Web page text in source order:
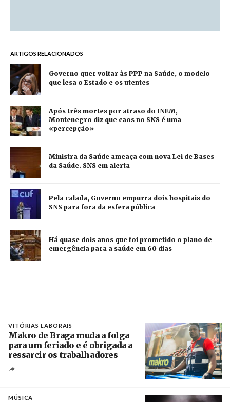
ARTIGOS RELACIONADOS
Governo quer voltar às PPP na Saúde, o modelo
que lesa o Estado e os utentes
Após três mortes por atraso do INEM,
Montenegro diz que caos no SNS é uma
«percepção»
Ministra da Saúde ameaça com nova Lei de Bases
da Saúde. SNS em alerta
Pela calada, Governo empurra dois hospitais do
SNS para fora da esfera pública
Há quase dois anos que foi prometido o plano de
emergência para a saúde em 60 dias
VITÓRIAS LABORAIS
Makro de Braga muda a folga
para um feriado e é obrigada a
ressarcir os trabalhadores
MÚSICA